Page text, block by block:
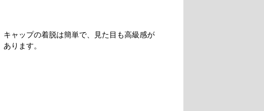
キャップの着脱は簡単で、見た目も高級感が
あります。